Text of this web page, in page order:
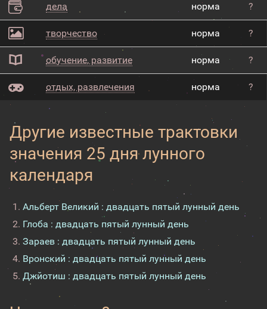
дела норма ?
творчество норма ?
обучение, развитие норма ?
отдых, развлечения норма ?
Другие известные трактовки
значения 25 дня лунного
календаря
Альберт Великий : двадцать пятый лунный день
Глоба : двадцать пятый лунный день
Зараев : двадцать пятый лунный день
Вронский : двадцать пятый лунный день
Джйотиш : двадцать пятый лунный день